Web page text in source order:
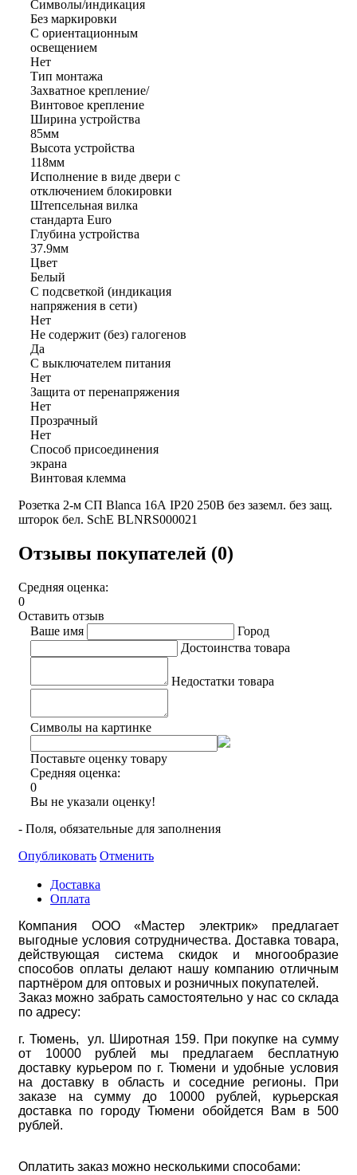
Символы/индикация
Без маркировки
С ориентационным
освещением
Нет
Тип монтажа
Захватное крепление/
Винтовое крепление
Ширина устройства
85мм
Высота устройства
118мм
Исполнение в виде двери с
отключением блокировки
Штепсельная вилка
стандарта Euro
Глубина устройства
37.9мм
Цвет
Белый
С подсветкой (индикация
напряжения в сети)
Нет
Не содержит (без) галогенов
Да
С выключателем питания
Нет
Защита от перенапряжения
Нет
Прозрачный
Нет
Способ присоединения
экрана
Винтовая клемма
Розетка 2-м СП Blanca 16А IP20 250В без заземл. без защ.
шторок бел. SchE BLNRS000021
Отзывы покупателей (0)
Средняя оценка:
0
Оставить отзыв
Ваше имя
Город
Достоинства товара
Недостатки товара
Символы на картинке
Поставьте оценку товару
Средняя оценка:
0
Вы не указали оценку!
- Поля, обязательные для заполнения
Опубликовать Отменить
Доставка
Оплата
Компания ООО «Мастер электрик» предлагает
выгодные условия сотрудничества. Доставка товара,
действующая система скидок и многообразие
способов оплаты делают нашу компанию отличным
партнёром для оптовых и розничных покупателей.
Заказ можно забрать самостоятельно у нас со склада
по адресу:
г. Тюмень, ул. Широтная 159. При покупке на сумму
от 10000 рублей мы предлагаем бесплатную
доставку курьером по г. Тюмени и удобные условия
на доставку в область и соседние регионы. При
заказе на сумму до 10000 рублей, курьерская
доставка по городу Тюмени обойдется Вам в 500
рублей.
Оплатить заказ можно несколькими способами: